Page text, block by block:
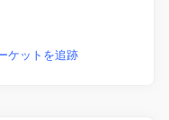
ケットを追跡